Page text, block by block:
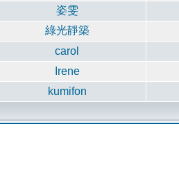
姿雯
綠光靜築
carol
Irene
kumifon